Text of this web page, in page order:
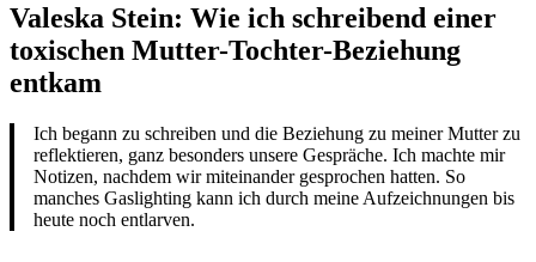
Valeska Stein: Wie ich schreibend einer
toxischen Mutter-Tochter-Beziehung
entkam
Ich begann zu schreiben und die Beziehung zu meiner Mutter zu
reflektieren, ganz besonders unsere Gespräche. Ich machte mir
Notizen, nachdem wir miteinander gesprochen hatten. So
manches Gaslighting kann ich durch meine Aufzeichnungen bis
heute noch entlarven.